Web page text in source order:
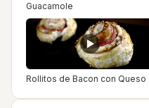
Guacamole
Rollitos de Bacon con Queso